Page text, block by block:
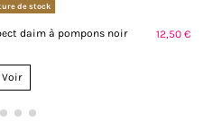
de stock
daim à pompons noir 12,50 €
Voir